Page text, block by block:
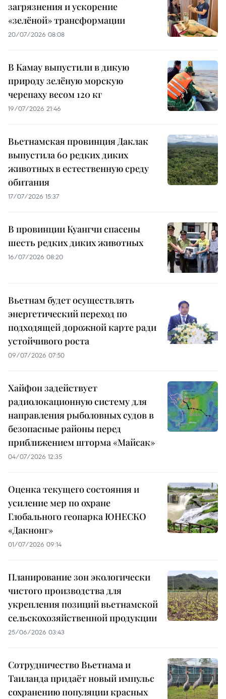
загрязнения и ускорение
«зелёной» трансформации
20/07/2026 08:08
В Камау выпустили в дикую
природу зелёную морскую
черепаху весом 120 кг
19/07/2026 21:46
Вьетнамская провинция Даклак
выпустила 60 редких диких
животных в естественную среду
обитания
17/07/2026 15:37
В провинции Куангчи спасены
шесть редких диких животных
16/07/2026 08:20
Вьетнам будет осуществлять
энергетический переход по
подходящей дорожной карте ради
устойчивого роста
09/07/2026 07:50
Хайфон задействует
радиолокационную систему для
направления рыболовных судов в
безопасные районы перед
приближением шторма «Майсак»
04/07/2026 12:35
Оценка текущего состояния и
усиление мер по охране
Глобального геопарка ЮНЕСКО
«Дакнонг»
01/07/2026 09:14
Планирование зон экологически
чистого производства для
укрепления позиций вьетнамской
сельскохозяйственной продукции
25/06/2026 03:43
Сотрудничество Вьетнама и
Таиланда придаёт новый импульс
сохранению популяции красных